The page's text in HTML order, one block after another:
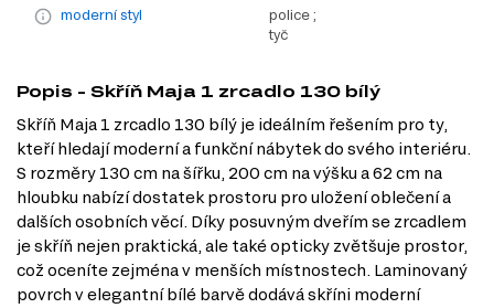
moderní styl
police ;
tyč
Popis - Skříň Maja 1 zrcadlo 130 bílý
Skříň Maja 1 zrcadlo 130 bílý je ideálním řešením pro ty,
kteří hledají moderní a funkční nábytek do svého interiéru.
S rozměry 130 cm na šířku, 200 cm na výšku a 62 cm na
hloubku nabízí dostatek prostoru pro uložení oblečení a
dalších osobních věcí. Díky posuvným dveřím se zrcadlem
je skříň nejen praktická, ale také opticky zvětšuje prostor,
což oceníte zejména v menších místnostech. Laminovaný
povrch v elegantní bílé barvě dodává skříni moderní